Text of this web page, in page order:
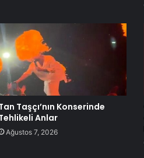
Taşçı’nın Konserinde
Anlar
Ağustos 7, 2026